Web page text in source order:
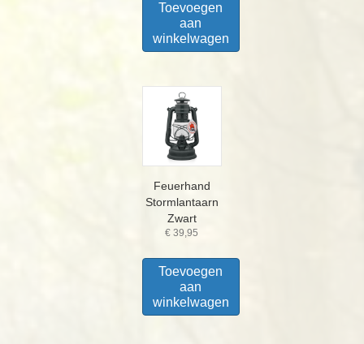
Toevoegen
aan
winkelwagen
Feuerhand
Stormlantaarn
Zwart
€ 39,95
Toevoegen
aan
winkelwagen